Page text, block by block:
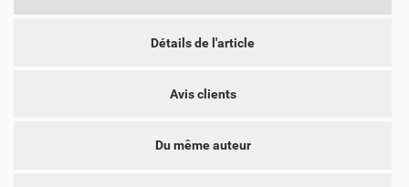
Détails de l'article
Avis clients
Du même auteur
MES LISTES D'ENVIES
PRODUITS À VOTRE LISTE D'ENVIES.